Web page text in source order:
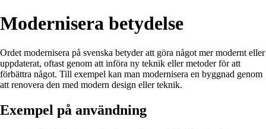
Modernisera betydelse
Ordet modernisera på svenska betyder att göra något mer modernt eller
uppdaterat, oftast genom att införa ny teknik eller metoder för att
förbättra något. Till exempel kan man modernisera en byggnad genom
att renovera den med modern design eller teknik.
Exempel på användning